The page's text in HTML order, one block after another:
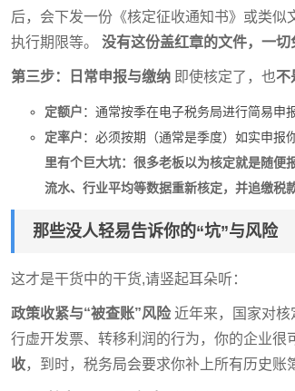
后，会下发一份《核定征收通知书》或类似
执行期限等。 没有这份盖红章的文件，一切
第三步：日常申报与缴纳即使核定了，也不
定额户：通常按季在电子税务局进行简易申
定率户：必须按期（通常是季度）如实申报
里有个巨大坑：很多老板以为核定就是随便
流水、行业平均等数据重新核定，并追缴税
那些没人轻易告诉你的“坑”与风险
这才是干货中的干货,请竖起耳朵听：
政策收紧与“被查账”风险近年来，国家对核
行虚开发票、转移利润的行为，你的企业很
收，到时，税务局会要求你补上所有历史账